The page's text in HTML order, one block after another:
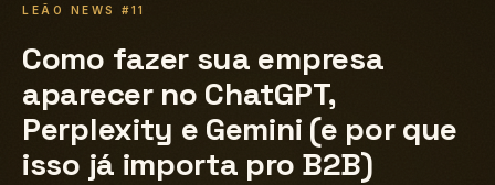
LEÃO NEWS #11
Como fazer sua empresa
aparecer no ChatGPT,
Perplexity e Gemini (e por que
isso já importa pro B2B)